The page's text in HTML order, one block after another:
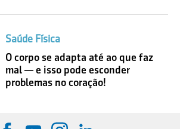
Saúde Física
O corpo se adapta até ao que faz
mal — e isso pode esconder
problemas no coração!